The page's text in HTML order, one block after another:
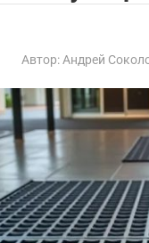
Автор: Андрей